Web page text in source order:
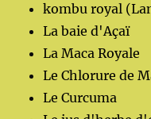
kombu royal
La baie d'Açaï
La Maca Royale
Le Chlorure de
Le Curcuma